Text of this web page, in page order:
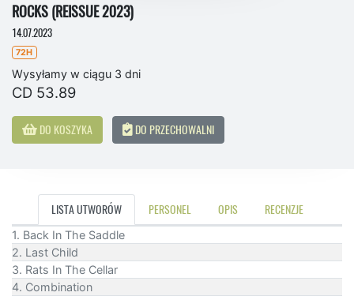
ROCKS (REISSUE 2023)
14.07.2023
72H
Wysyłamy w ciągu 3 dni
CD 53.89
DO KOSZYKA DO PRZECHOWALNI
LISTA UTWORÓW PERSONEL OPIS RECENZJE
1. Back In The Saddle
2. Last Child
3. Rats In The Cellar
4. Combination